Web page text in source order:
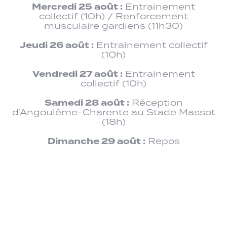
Mercredi 25 août : Entrainement
collectif (10h) / Renforcement
musculaire gardiens (11h30)
Jeudi 26 août :Entrainement collectif
(10h)
Vendredi 27 août :Entrainement
collectif (10h)
Samedi 28 août :Réception
d’Angoulême-Charente au Stade Massot
(18h)
Dimanche 29 août :Repos